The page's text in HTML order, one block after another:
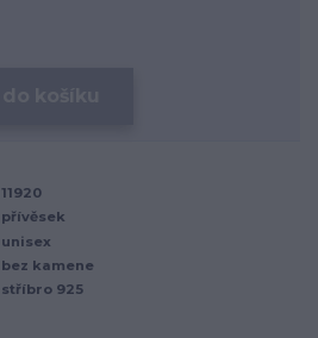
11920
přívěsek
unisex
bez kamene
stříbro 925